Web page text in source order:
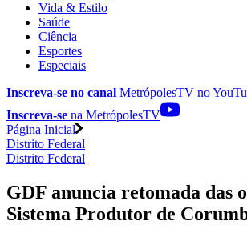
Vida & Estilo
Saúde
Ciência
Esportes
Especiais
Inscreva-se no canal MetrópolesTV no
Inscreva-se na MetrópolesTV
Página Inicial
Distrito Federal
Distrito Federal
GDF anuncia retomada das
Sistema Produtor de